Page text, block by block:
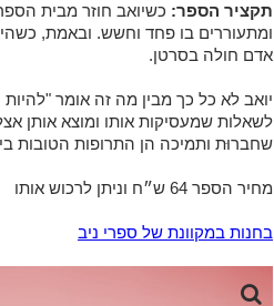
תקציר הספר: כשיואב חוזר מבית
ומתעוררים בו פחד וחשש. ובאמת,
אדם חולה בסרטן.
יואב לא כל כך מבין מה זה אומר
לשאלות שמעסיקות אותו ומוצא אותן
שחברוּת ותמיכה הן התרופות הטובות
מחיר הספר 64 ש״ח וניתן לרכוש אותו
בחנות במקוונת של ספרי ניב